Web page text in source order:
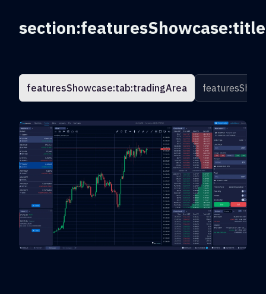
section:featuresShowcase:title
featuresShowcase:tab:tradingArea